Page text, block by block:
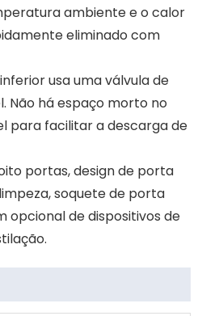
ambiente e o calor
eliminado com
usa uma válvula de
Não há espaço morto no
para facilitar a descarga de
portas, design de porta
soquete de porta
opcional de dispositivos de